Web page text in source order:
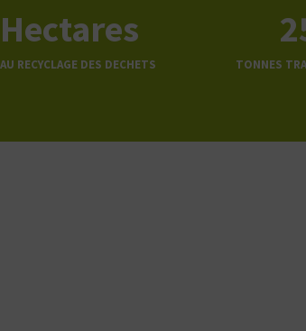
Hectares
RECYCLAGE DES DECHETS TONNES